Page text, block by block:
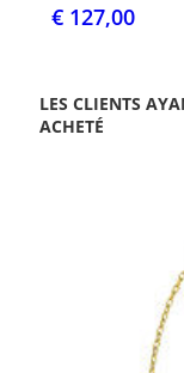
€ 127,00
LES CLIENTS
ACHETÉ